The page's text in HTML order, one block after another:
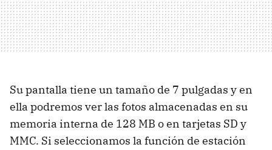
Su pantalla tiene un tamaño de 7 pulgadas y en
ella podremos ver las fotos almacenadas en su
memoria interna de 128 MB o en tarjetas SD y
MMC. Si seleccionamos la función de estación